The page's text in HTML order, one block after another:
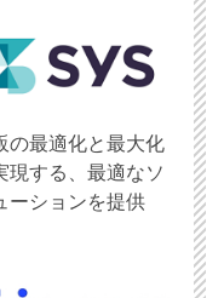
の最適化と最大化
現する、最適なソ
ーションを提供